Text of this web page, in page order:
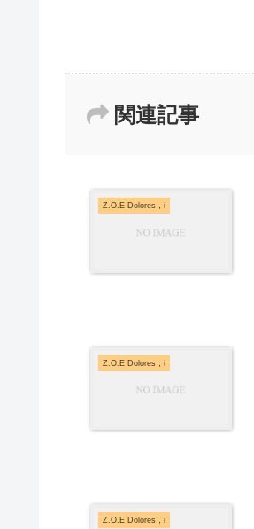
関連記事
Z.O.E Dolores，i
Z.O.E Dolores，i
Z.O.E Dolores，i